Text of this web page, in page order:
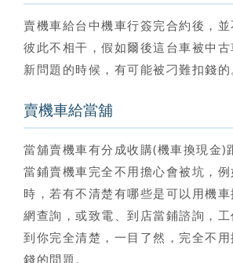
賣機車給台中機車行簽完合約後，
彼此不相干，假如爾後這台車被中
新問題的時候，有可能被刁難扣錢的
賣機車給當舖
當舖賣機車有分成收購(機車換現金)
當鋪賣機車完全不用擔心會被坑 ，
時，若有不清楚有哪些是可以用機
網查詢，或致電、到店當鋪諮詢，
到你完全清楚，一目了然，完全不
錢的問題。